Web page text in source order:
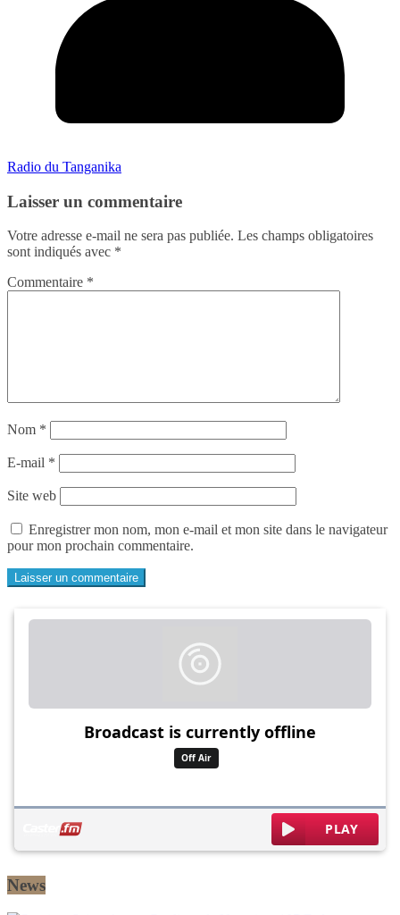
Radio du Tanganika
Laisser un commentaire
Votre adresse e-mail ne sera pas publiée. Les champs obligatoires
sont indiqués avec *
Commentaire *
Nom *
E-mail *
Site web
Enregistrer mon nom, mon e-mail et mon site dans le navigateur
pour mon prochain commentaire.
News